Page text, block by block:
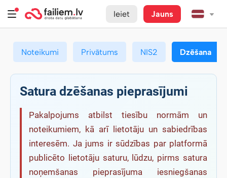
Ieiet Jauns
Noteikumi Privātums NIS2 Dzēšana
Satura dzēšanas pieprasījumi
Pakalpojums atbilst tiesību normām un
noteikumiem, kā arī lietotāju un sabiedrības
interesēm. Ja jums ir sūdzības par platformā
publicēto lietotāju saturu, lūdzu, pirms satura
noņemšanas pieprasījuma iesniegšanas